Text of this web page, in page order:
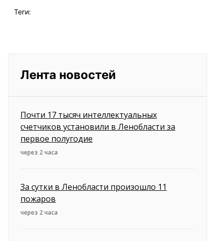
Теги:
Лента новостей
Почти 17 тысяч интеллектуальных
счетчиков установили в Ленобласти за
первое полугодие
через 2 часа
За сутки в Ленобласти произошло 11
пожаров
через 2 часа